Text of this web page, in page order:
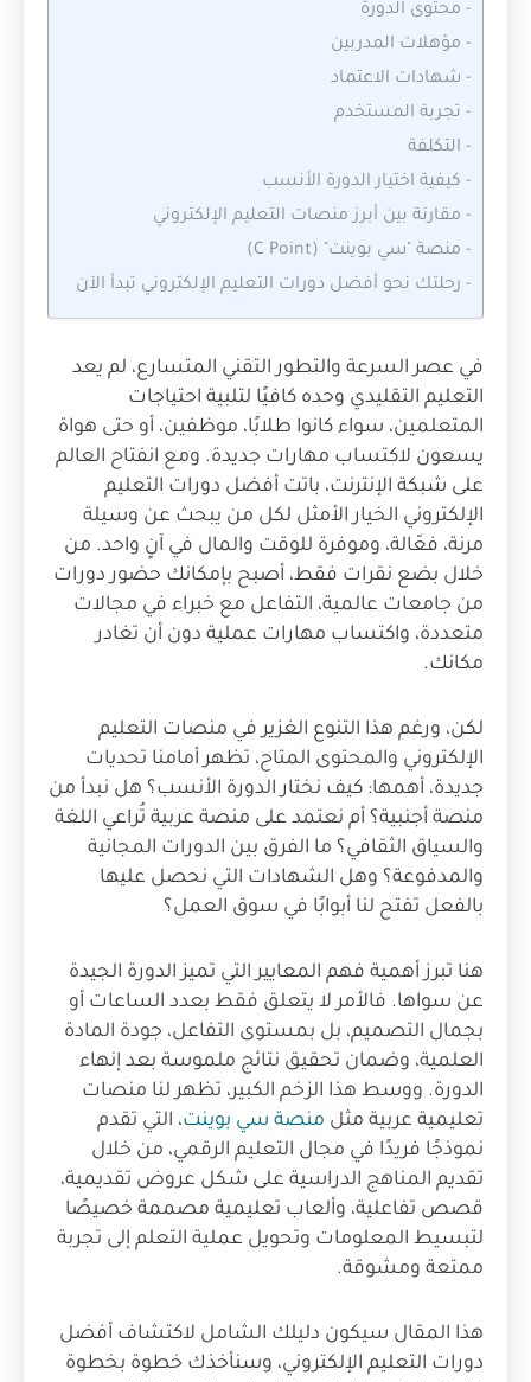
- محتوى الدورة
- مؤهلات المدربين
- شهادات الاعتماد
- تجربة المستخدم
- التكلفة
- كيفية اختيار الدورة الأنسب
- مقارنة بين أبرز منصات التعليم الإلكتروني
- منصة "سي بوينت" (C Point)
- رحلتك نحو أفضل دورات التعليم الإلكتروني تبدأ الآن
في عصر السرعة والتطور التقني المتسارع، لم يعد
التعليم التقليدي وحده كافيًا لتلبية احتياجات
المتعلمين، سواء كانوا طلابًا، موظفين، أو حتى هواة
يسعون لاكتساب مهارات جديدة. ومع انفتاح العالم
على شبكة الإنترنت، باتت أفضل دورات التعليم
الإلكتروني الخيار الأمثل لكل من يبحث عن وسيلة
مرنة، فعّالة، وموفرة للوقت والمال في آنٍ واحد. من
خلال بضع نقرات فقط، أصبح بإمكانك حضور دورات
من جامعات عالمية، التفاعل مع خبراء في مجالات
متعددة، واكتساب مهارات عملية دون أن تغادر
مكانك.
لكن، ورغم هذا التنوع الغزير في منصات التعليم
الإلكتروني والمحتوى المتاح، تظهر أمامنا تحديات
جديدة، أهمها: كيف نختار الدورة الأنسب؟ هل نبدأ من
منصة أجنبية؟ أم نعتمد على منصة عربية تُراعي اللغة
والسياق الثقافي؟ ما الفرق بين الدورات المجانية
والمدفوعة؟ وهل الشهادات التي نحصل عليها
بالفعل تفتح لنا أبوابًا في سوق العمل؟
هنا تبرز أهمية فهم المعايير التي تميز الدورة الجيدة
عن سواها. فالأمر لا يتعلق فقط بعدد الساعات أو
بجمال التصميم، بل بمستوى التفاعل، جودة المادة
العلمية، وضمان تحقيق نتائج ملموسة بعد إنهاء
الدورة. ووسط هذا الزخم الكبير، تظهر لنا منصات
تعليمية عربية مثل منصة سي بوينت، التي تقدم
نموذجًا فريدًا في مجال التعليم الرقمي، من خلال
تقديم المناهج الدراسية على شكل عروض تقديمية،
قصص تفاعلية، وألعاب تعليمية مصممة خصيصًا
لتبسيط المعلومات وتحويل عملية التعلم إلى تجربة
ممتعة ومشوقة.
هذا المقال سيكون دليلك الشامل لاكتشاف أفضل
دورات التعليم الإلكتروني، وسنأخذك خطوة بخطوة